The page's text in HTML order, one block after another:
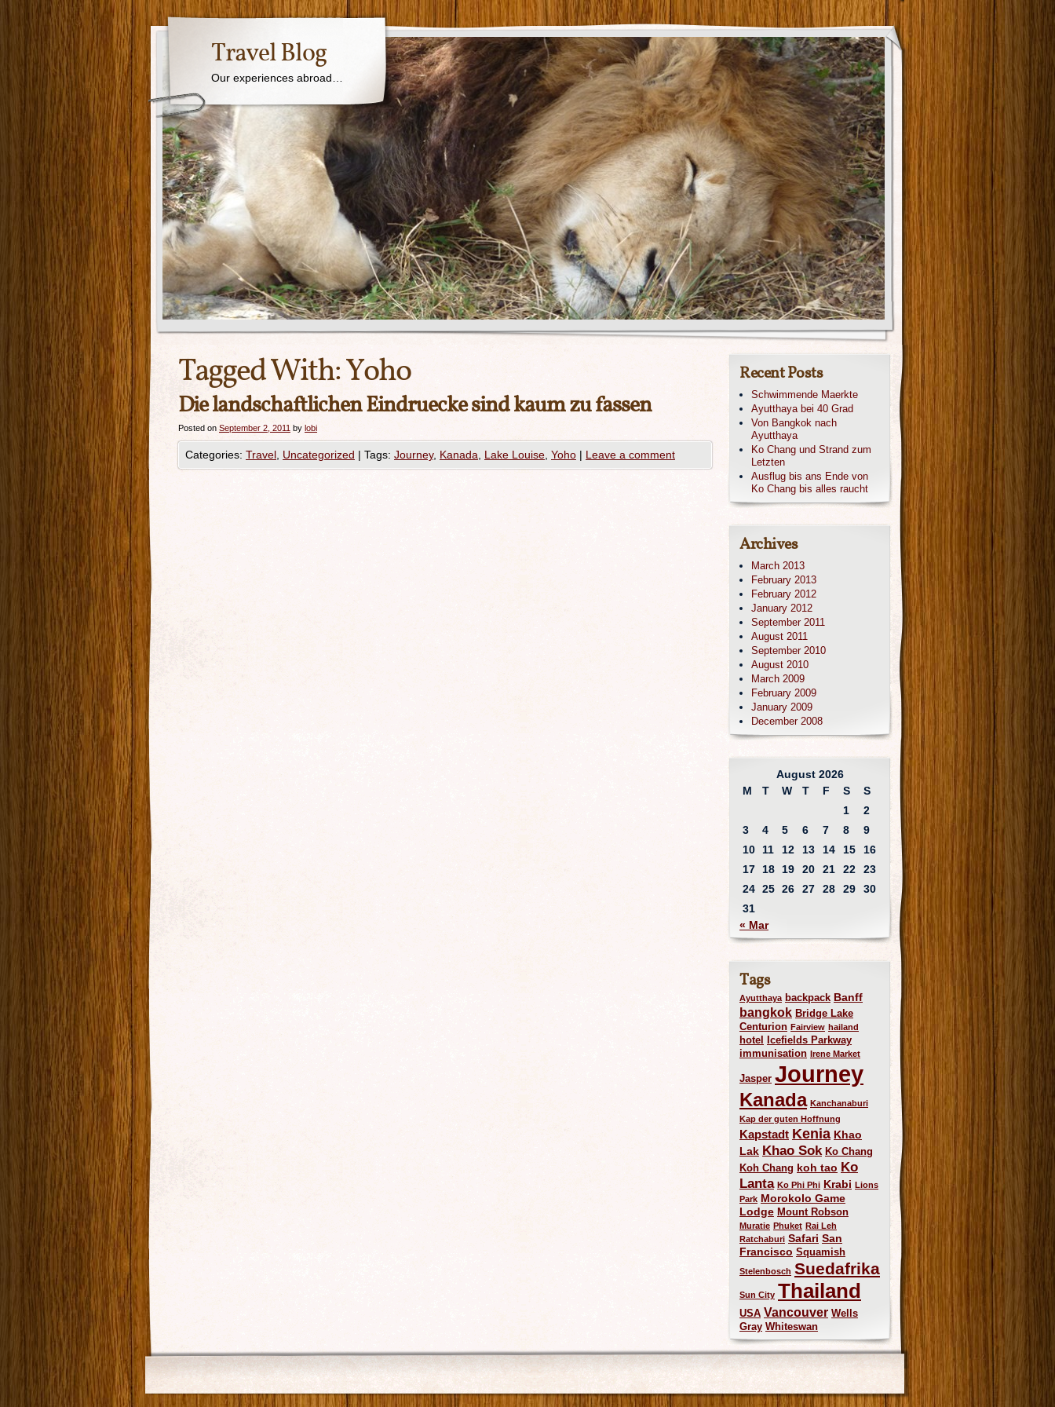
Travel Blog
Our experiences abroad…
Tagged With:Yoho
Die landschaftlichen Eindruecke sind kaum zu fassen
Posted on September 2, 2011 by lobi
Categories: Travel Uncategorized | Tags: Journey, Kanada Lake Louise Yoho | Leave a comment
Recent Posts
Schwimmende Maerkte
Ayutthaya bei 40 Grad
Von Bangkok nach
Ayutthaya
Ko Chang und Strand zum
Letzten
Ausflug bis ans Ende von
Ko Chang bis alles raucht
Archives
March 2013
February 2013
February 2012
January 2012
September 2011
August 2011
September 2010
August 2010
March 2009
February 2009
January 2009
December 2008
August 2026
M
T W T F S
S
1
2
3
4 5 6 7 8
9
10
11 12 13 14 15
16
17
18 19 20 21 22
23
24 25 26 27 28 29
30
31
« Mar
Tags
Ayutthaya backpack Banff
bangkok Bridge Lake
Centurion Fairview hailand
hotel
Icefields Parkway
immunisation Irene Market
Jasper Journey
Kanada Kanchanaburi
Kap der guten Hoffnung
Kapstadt Kenia Khao
Lak Khao Sok Ko Chang
Koh Chang koh tao Ko
Lanta Ko Phi Phi Krabi Lions
Park Morokolo Game
Lodge Mount Robson
Muratie Phuket Rai Leh
Ratchaburi Safari San
Francisco Squamish
Stelenbosch Suedafrika
Sun City Thailand
USA Vancouver Wells
Gray Whiteswan